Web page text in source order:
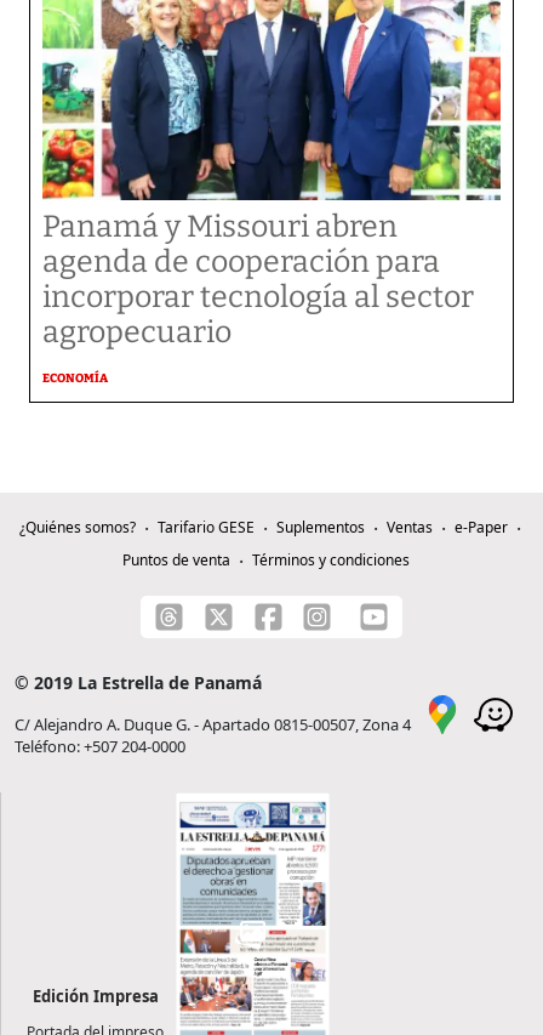
Panamá y Missouri abren
agenda de cooperación para
incorporar tecnología al sector
agropecuario
ECONOMÍA
¿Quiénes somos? Tarifario GESE Suplementos Ventas
e-Paper
Puntos de venta
Términos y condiciones
© 2019 La Estrella de Panamá
C/ Alejandro A. Duque G. - Apartado 0815-00507, Zona 4
Teléfono: +507 204-0000
Edición Impresa